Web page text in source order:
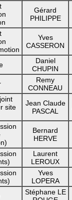
Gérard
PHILIPPE
Yves
CASSERON
Daniel
CHUPIN
Remy
CONNEAU
site
Jean Claude
PASCAL
Bernard
HERVE
Laurent
LEROUX
Yves
LOPERA
Stéphane LE